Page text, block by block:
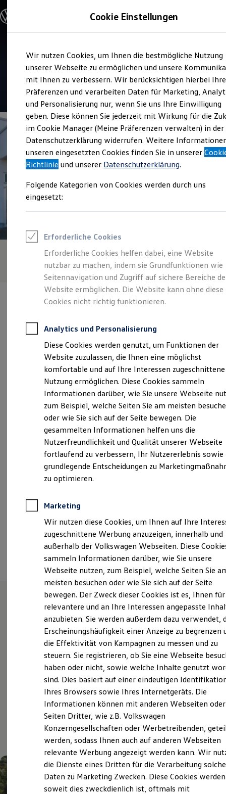
Hauptinhalt
springen
Footer
springen
Modelle & Konfigurator
Nutzfahrzeugkategorien entdecken
Modelle konfigurieren
Vorgängermodelle und Oldtimer
Vorgängermodelle
Oldtimer
Bulli Historie
Branchenlösungen & Gewerbekunden
Umbaulösungen und Hersteller finden
Auf- und Umbauten entdecken & konfigurieren
Groß- und Sonderkunden
Großkunden
Kommunen & Behörden
Journalisten
Sportvereine
Branchenlösungen
Gewerbliche Personenbeförderung
Service & mobile Werkstätten
Kühlfahrzeuge
ONE Business ID Vorteile
Fahrzeugsuche & Marktplatz
Fahrzeugsuche
Fahrzeuge online kaufen
Digitaler Marktplatz
Kauf & Finanzierung
Online-Fahrzeugbewertung
Aktionen & Angebote
Für Gewerbekunden
Profi Paket
TopDeal
Gebrauchtwagen
ProfiPartner für Gebrauchtwagen
Zertifizierte Gebrauchtwagen
Finanzierung
Für Privatkunden
Für Gewerbekunden
Leasing
Für Privatkunden
Für Gewerbekunden
Versicherungen & Garantien
Garantien
Kfz-Versicherung für Nutzfahrzeuge
Restschuldversicherung
Wartungsverträge
Besitzer & Service
Sommer-Special
Reparatur, Pflege & Inspektion
Servicetermin anfragen
Service-Vorteile bei Volkswagen Nutzfahrzeuge
Economy Service
Räder & Reifen Service
Ersatzfahrzeuge
Notdienst und Pannenhilfe
Software, Konnektivität & Apps
California App
VW Connect für Ihren ID. Buzz
VW Connect für Ihren Transporter/Caravelle
VW Connect für Ihren Amarok
VW Connect für andere Modelle
Connect Pro
Fleet Interface Data
Multistop Pathfinder
Übersicht Software Updates
Hilfreiches für Besitzer
Fahrerassistenz- und Sicherheitssysteme
Kontrollleuchten
Kurzfahrprofile und Ölverdünnung
Batterieverordnung
XTL-Dieselkraftstoff
Ersatzteile und Betriebsflüssigkeiten
Original Zubehör und Lifestyle Produkte
myVolkswagen Business
Elektrisch & Autonom
Elektro - & Hybridfahrzeuge
Service
Erwin Pfister Nutzfahrzeuge
4.9| 49 Bewertungen
Verantwortlich für die Inhalte auf dieser Seite ist die Erwin Pfister
GmbH - Co. KG ( Impressum & Rechtliches)
Heidenfelder Straße 9, 97525 Schwebheim
info@autohaus-pfister.de
Montag-Freitag 07:00-17:30 Uhr
Ansprechpartner
Termin vereinbaren
Unsere Leistungenim
Überblick
Service
Aktuelle Highlights
und Angebote
Cookie Einstellungen
Wir nutzen Cookies, um Ihnen die bestmögliche Nutzung
unserer Webseite zu ermöglichen und unsere
mit Ihnen zu verbessern. Wir berücksichtigen hierbei Ihre
Präferenzen und verarbeiten Daten für Marketing,
und Personalisierung nur, wenn Sie uns Ihre Einwilligung
geben. Diese können Sie jederzeit mit Wirkung für die
im Cookie Manager (Meine Präferenzen verwalten) in der
Datenschutzerklärung widerrufen. Weitere
unseren eingesetzten Cookies finden Sie in unserer
Richtlinie und unserer Datenschutzerklärung.
Folgende Kategorien von Cookies werden durch uns
eingesetzt:
Erforderliche Cookies
Erforderliche Cookies helfen dabei, eine Website
nutzbar zu machen, indem sie Grundfunktionen wie
Seitennavigation und Zugriff auf sichere Bereiche
Website ermöglichen. Die Website kann ohne diese
Cookies nicht richtig funktionieren.
Analytics und Personalisierung
Diese Cookies werden genutzt, um Funktionen der
Website zuzulassen, die Ihnen eine möglichst
komfortable und auf Ihre Interessen zugeschnittene
Nutzung ermöglichen. Diese Cookies sammeln
Informationen darüber, wie Sie unsere Webseite
zum Beispiel, welche Seiten Sie am meisten
oder wie Sie sich auf der Seite bewegen. Die
gesammelten Informationen helfen uns die
Nutzerfreundlichkeit und Qualität unserer Webseite
fortlaufend zu verbessern, Ihr Nutzererlebnis sowie
grundlegende Entscheidungen zu
zu optimieren.
Marketing
Wir nutzen diese Cookies, um Ihnen auf Ihre
zugeschnittene Werbung anzuzeigen, innerhalb und
außerhalb der Volkswagen Webseiten. Diese
sammeln Informationen darüber, wie Sie unsere
Webseite nutzen, zum Beispiel, welche Seiten Sie
meisten besuchen oder wie Sie sich auf der Seite
bewegen. Der Zweck dieser Cookies ist es, Ihnen für
relevantere und an Ihre Interessen angepasste
anzubieten. Sie werden außerdem dazu verwendet,
Erscheinungshäufigkeit einer Anzeige zu begrenzen
die Effektivität von Kampagnen zu messen und zu
steuern. Sie registrieren, ob Sie eine Webseite
haben oder nicht, sowie welche Inhalte genutzt
sind. Dies basiert auf einer eindeutigen
Ihres Browsers sowie Ihres Internetgeräts. Die
Informationen können mit anderen Webseiten oder
Seiten Dritter, wie z.B. Volkswagen
Konzerngesellschaften oder Werbetreibenden,
werden, sodass Ihnen auch auf anderen Webseiten
relevante Werbung angezeigt werden kann. Wir
die Dienste eines Dritten für die Verarbeitung
Daten zu Marketing Zwecken. Diese Cookies
soweit dies zweckdienlich ist, oftmals mit